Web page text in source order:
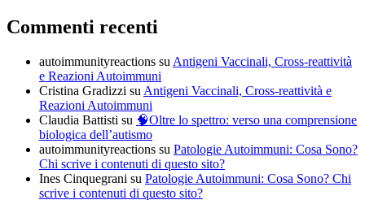
Commenti recenti
autoimmunityreactions su Antigeni Vaccinali, Cross-reattività
e Reazioni Autoimmuni
Cristina Gradizzi su Antigeni Vaccinali, Cross-reattività e
Reazioni Autoimmuni
Claudia Battisti su 🧠Oltre lo spettro: verso una comprensione
biologica dell’autismo
autoimmunityreactions su Patologie Autoimmuni: Cosa Sono?
Chi scrive i contenuti di questo sito?
Ines Cinquegrani su Patologie Autoimmuni: Cosa Sono? Chi
scrive i contenuti di questo sito?